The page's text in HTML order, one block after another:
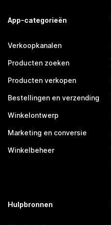
App-categorieën
Verkoopkanalen
Producten zoeken
Producten verkopen
Bestellingen en verzending
Winkelontwerp
Marketing en conversie
Winkelbeheer
Hulpbronnen